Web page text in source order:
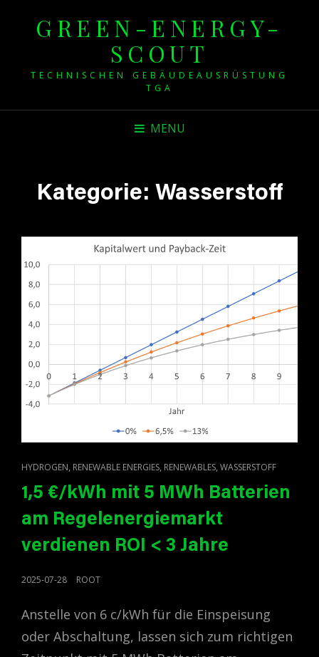
GREEN-ENERGY-
SCOUT
TECHNISCHEN GEBÄUDEAUSRÜSTUNG
TGA
MENU
Kategorie: Wasserstoff
CAT
LINKS
HYDROGEN, RENEWABLE ENERGIES, RENEWABLES,WASSERSTOFF
1,5 €/kWh mit 5 MWh Batterien
am Regelenergiemarkt
verdienen ROI < 3 Jahre
POSTED
2025-07-28 ROOT
Anstelle von 6 c/kWh für die Einspeisung
oder Abschaltung, lassen sich zum richtigen